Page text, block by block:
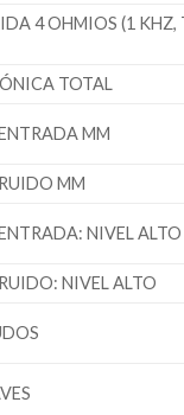
4 OHMIOS (1 KHZ,
TOTAL
MM
MM
NIVEL ALTO
NIVEL ALTO